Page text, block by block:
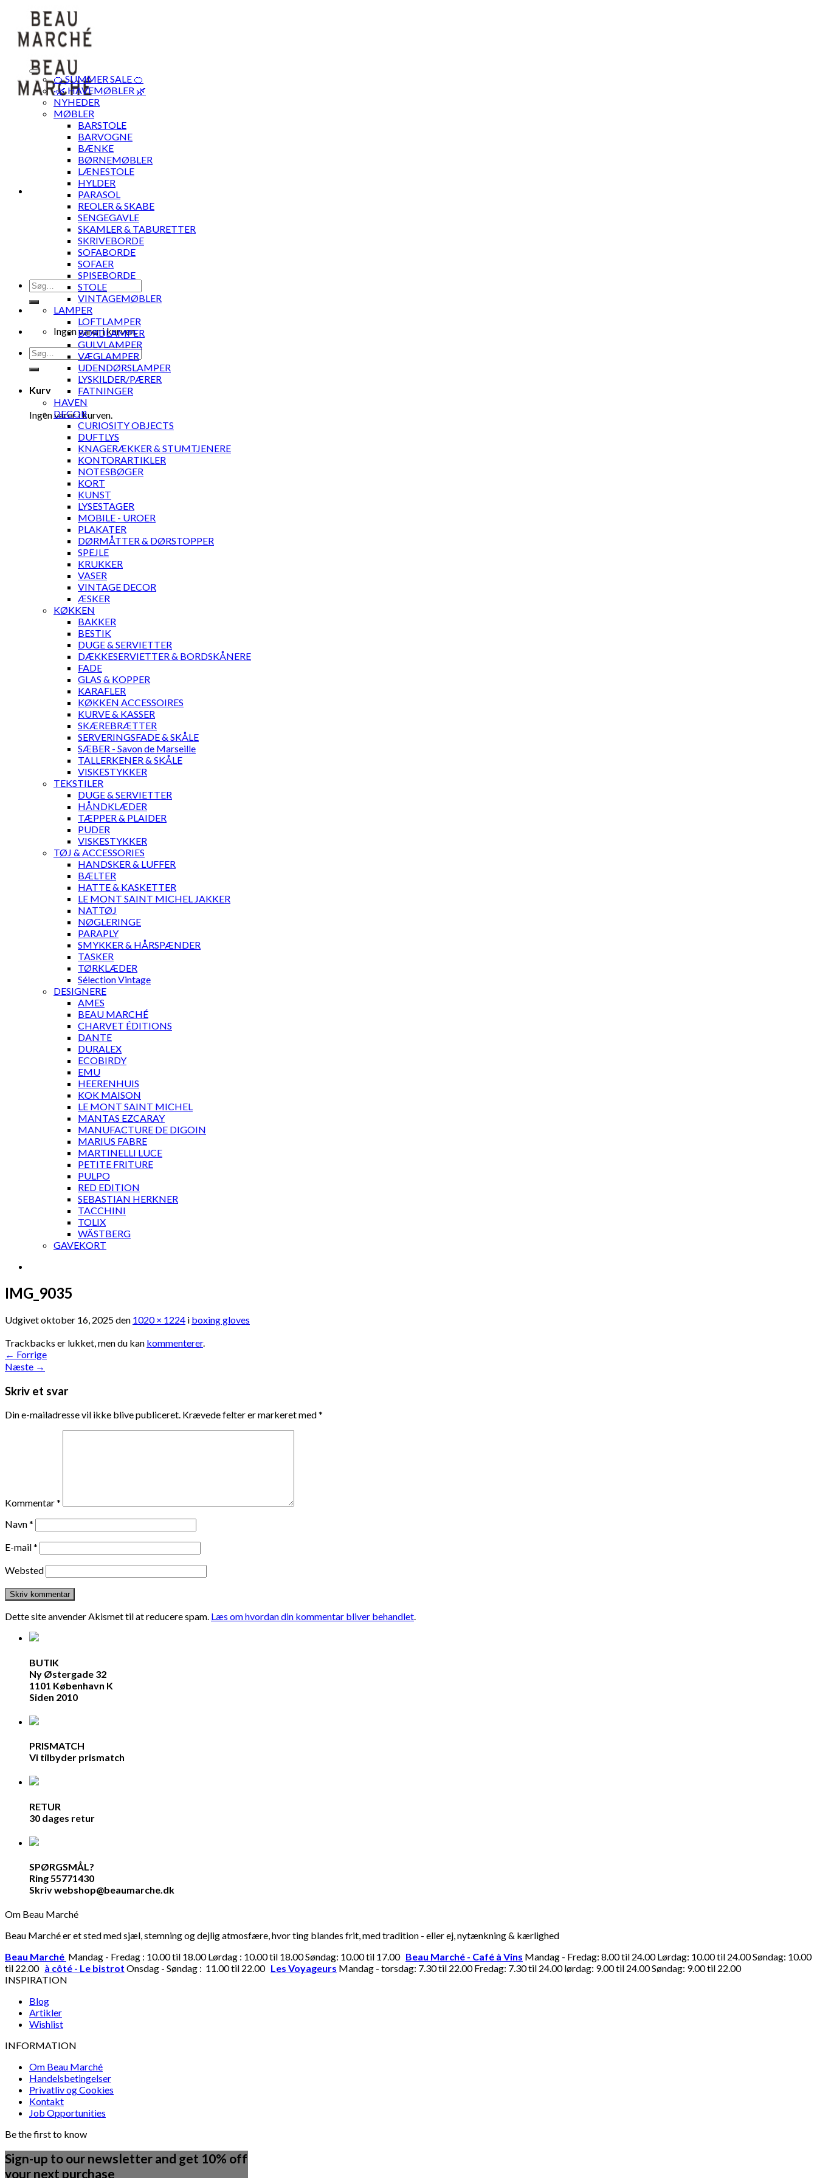
content
Søg
efter:
Ingen varer i kurven.
Søg
efter:
Kurv
Ingen varer i kurven.
🍊 SUMMER SALE 🍊
·🌿 HAVEMØBLER 🌿
NYHEDER
MØBLER
BARSTOLE
BARVOGNE
BÆNKE
BØRNEMØBLER
LÆNESTOLE
HYLDER
PARASOL
REOLER & SKABE
SENGEGAVLE
SKAMLER & TABURETTER
SKRIVEBORDE
SOFABORDE
SOFAER
SPISEBORDE
STOLE
VINTAGEMØBLER
LAMPER
LOFTLAMPER
BORDLAMPER
GULVLAMPER
VÆGLAMPER
UDENDØRSLAMPER
LYSKILDER/PÆRER
FATNINGER
HAVEN
DECOR
CURIOSITY OBJECTS
DUFTLYS
KNAGERÆKKER & STUMTJENERE
KONTORARTIKLER
NOTESBØGER
KORT
KUNST
LYSESTAGER
MOBILE - UROER
PLAKATER
DØRMÅTTER & DØRSTOPPER
SPEJLE
KRUKKER
VASER
VINTAGE DECOR
ÆSKER
KØKKEN
BAKKER
BESTIK
DUGE & SERVIETTER
DÆKKESERVIETTER & BORDSKÅNERE
FADE
GLAS & KOPPER
KARAFLER
KØKKEN ACCESSOIRES
KURVE & KASSER
SKÆREBRÆTTER
SERVERINGSFADE & SKÅLE
SÆBER - Savon de Marseille
TALLERKENER & SKÅLE
VISKESTYKKER
TEKSTILER
DUGE & SERVIETTER
HÅNDKLÆDER
TÆPPER & PLAIDER
PUDER
VISKESTYKKER
TØJ & ACCESSORIES
HANDSKER & LUFFER
BÆLTER
HATTE & KASKETTER
LE MONT SAINT MICHEL JAKKER
NATTØJ
NØGLERINGE
PARAPLY
SMYKKER & HÅRSPÆNDER
TASKER
TØRKLÆDER
Sélection Vintage
DESIGNERE
AMES
BEAU MARCHÉ
CHARVET ÉDITIONS
DANTE
DURALEX
ECOBIRDY
EMU
HEERENHUIS
KOK MAISON
LE MONT SAINT MICHEL
MANTAS EZCARAY
MANUFACTURE DE DIGOIN
MARIUS FABRE
MARTINELLI LUCE
PETITE FRITURE
PULPO
RED EDITION
SEBASTIAN HERKNER
TACCHINI
TOLIX
WÄSTBERG
GAVEKORT
IMG_9035
Udgivetoktober 16, 2025den 1020 × 1224 i boxing gloves
Trackbacks er lukket, men du kan kommenterer.
← Forrige
Næste →
Skriv et svar
Din e-mailadresse vil ikke blive publiceret. Krævede felter er markeret med*
Kommentar*
Navn*
E-mail*
Websted
Dette site anvender Akismet til at reducere spam. Læs om hvordan din kommentar bliver behandlet.
BUTIK
Ny Østergade 32
1101 København K
Siden 2010
PRISMATCH
Vi tilbyder prismatch
RETUR
30 dages retur
SPØRGSMÅL?
Ring 55771430
Skriv webshop@beaumarche.dk
Om Beau Marché
Beau Marché er et sted med sjæl, stemning og dejlig atmosfære, hvor ting blandes frit, med tradition - eller ej, nytænkning & kærlighed
Beau Marché Mandag - Fredag : 10.00 til 18.00 Lørdag : 10.00 til 18.00 Søndag: 10.00 til 17.00 Beau Marché - Café à Vins Mandag - Fredag: 8.00 til 24.00 Lørdag: 10.00 til 24.00 Søndag: 10.00
til 22.00 à côté - Le bistrot Onsdag - Søndag : 11.00 til 22.00 Les Voyageurs Mandag - torsdag: 7.30 til 22.00 Fredag: 7.30 til 24.00 lørdag: 9.00 til 24.00 Søndag: 9.00 til 22.00
INSPIRATION
Blog
Artikler
Wishlist
INFORMATION
Om Beau Marché
Handelsbetingelser
Privatliv og Cookies
Kontakt
Job Opportunities
Be the first to know
Sign-up to our newsletter and get 10% off
your next purchase